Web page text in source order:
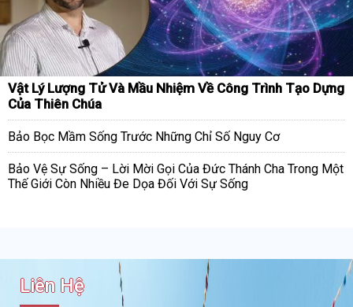
Vật Lý Lượng Tử Và Mầu Nhiệm Về Công Trình Tạo Dựng
Của Thiên Chúa
Bảo Bọc Mầm Sống Trước Những Chỉ Số Nguy Cơ
Bảo Vệ Sự Sống – Lời Mời Gọi Của Đức Thánh Cha Trong Một
Thế Giới Còn Nhiều Đe Dọa Đối Với Sự Sống
Liên Hệ